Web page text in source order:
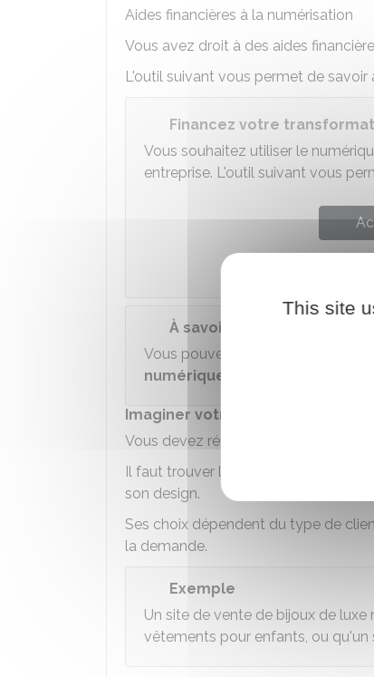
Aides financières à la numérisation
Vous avez droit à des aides
L'outil suivant vous permet de savoir
Financez votre
Vous souhaitez utiliser le
entreprise. L'outil suivant vous
À savoir
Vous pouvez aujourd'hui
numériques
Imaginer votre site internet
Vous devez réfléchir en amont à la
Il faut trouver la structure adaptée
son design.
Ses choix dépendent du type de
la demande.
Exemple
Un site de vente de bijoux de
vêtements pour enfants, ou qu'un
This site